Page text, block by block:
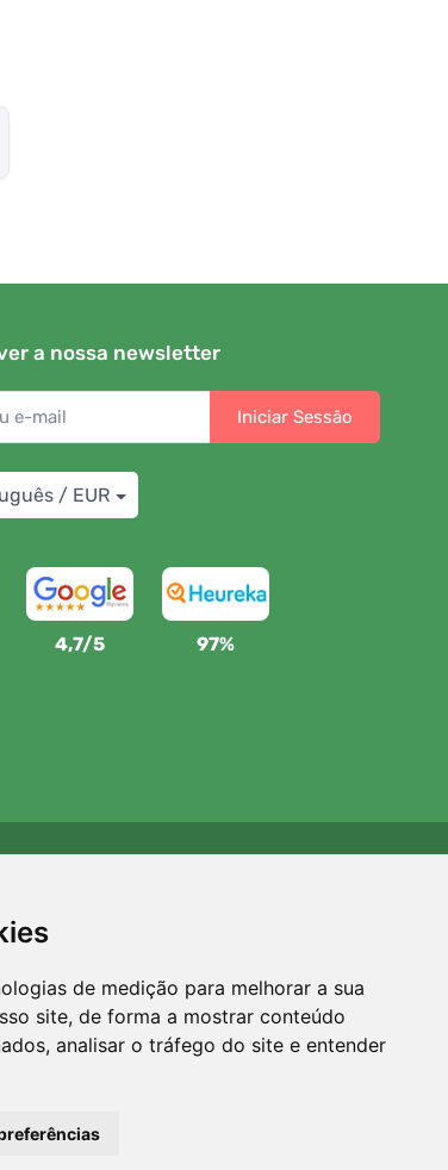
de medição para melhorar a sua
site, de forma a mostrar conteúdo
analisar o tráfego do site e entender
a nossa newsletter
Iniciar Sessão
/ EUR
4,7/5 97%
cada encomenda plantamos uma árvore! Leia mais
nós